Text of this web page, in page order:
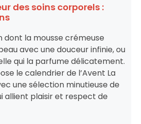
des soins corporels :
dont la mousse crémeuse
avec une douceur infinie, ou
qui la parfume délicatement.
le calendrier de l’Avent La
une sélection minutieuse de
allient plaisir et respect de